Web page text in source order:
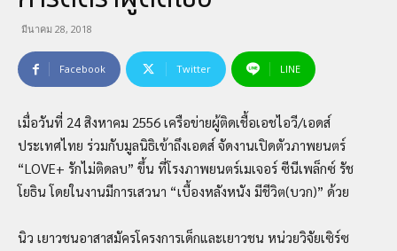
มีนาคม 28, 2018
Facebook Twitter LINE
เมื่อวันที่ 24 สิงหาคม 2556 เครือข่ายผู้ติดเชื้อเอชไอวี/เอดส์
ประเทศไทย ร่วมกับมูลนิธิเข้าถึงเอดส์ จัดงานเปิดตัวภาพยนตร์
“LOVE+ รักไม่ติดลบ” ขึ้น ที่โรงภาพยนตร์เมเจอร์ ซีนีเพล็กซ์ รัช
โยธิน โดยในงานมีการเสวนา “เบื้องหลังหนัง มีชีวิต(บวก)” ด้วย
นิว เยาวชนอาสาสมัครโครงการเด็กและเยาวชน หน่วยวิจัยเซิร์ซ